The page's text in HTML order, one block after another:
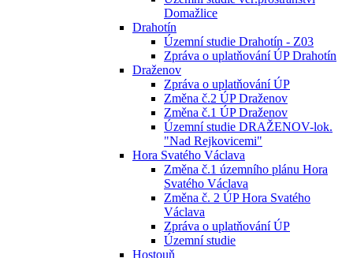
Domažlice
Drahotín
Územní studie Drahotín - Z03
Zpráva o uplatňování ÚP Drahotín
Draženov
Zpráva o uplatňování ÚP
Změna č.2 ÚP Draženov
Změna č.1 ÚP Draženov
Územní studie DRAŽENOV-lok.
"Nad Rejkovicemi"
Hora Svatého Václava
Změna č.1 územního plánu Hora
Svatého Václava
Změna č. 2 ÚP Hora Svatého
Václava
Zpráva o uplatňování ÚP
Územní studie
Hostouň